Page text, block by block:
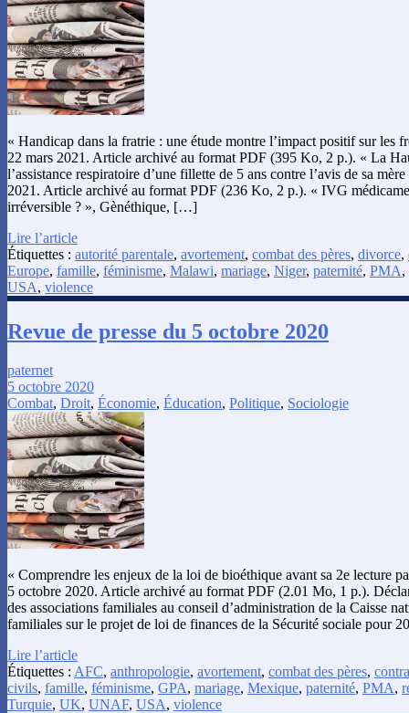
« Handicap dans la fratrie : une étude montre l’impact positif sur les
22 mars 2021. Article archivé au format PDF (395 Ko, 2 p.). « La
l’assistance respiratoire d’une fillette de 5 ans contre l’avis de sa
2021. Article archivé au format PDF (236 Ko, 2 p.). « IVG
irréversible ? », Gènéthique, […]
Lire l’article
Étiquettes : autorité parentale, avortement, combat des pères, divorce,
Europe, famille, féminisme, Malawi, mariage, Niger, paternité, PMA,
USA, violence
Revue de presse du 5 octobre 2020
paternet
5 octobre 2020
Combat, Droit, Économie, Éducation, Politique, Sociologie
« Comprendre les enjeux de la loi de bioéthique avant sa 2e lecture
5 octobre 2020. Article archivé au format PDF (2.01 Mo, 1 p.).
des associations familiales au conseil d’administration de la Caisse
familiales sur le projet de loi de finances de la Sécurité sociale pour
Lire l’article
Étiquettes : AFC, anthropologie, avortement, combat des pères,
civils, famille, féminisme, GPA, mariage, Mexique, paternité, PMA,
Turquie, UK, UNAF, USA, violence